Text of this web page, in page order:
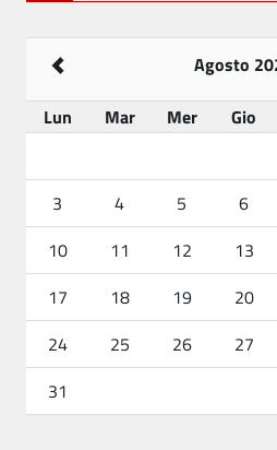
Agosto
Lun
Mar Mer Gio
3
4 5 6
10
11 12 13
17
18 19 20
24
25 26 27
31